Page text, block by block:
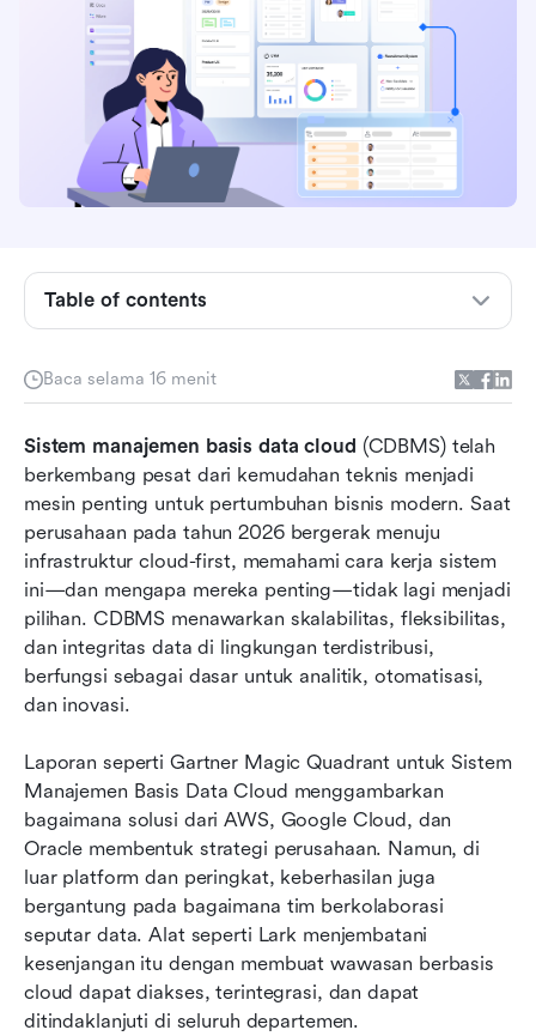
Baca selama 16 menit
Sistem manajemen basis data cloud (CDBMS) telah
berkembang pesat dari kemudahan teknis menjadi
mesin penting untuk pertumbuhan bisnis modern. Saat
perusahaan pada tahun 2026 bergerak menuju
infrastruktur cloud-first, memahami cara kerja sistem
ini—dan mengapa mereka penting—tidak lagi menjadi
pilihan. CDBMS menawarkan skalabilitas, fleksibilitas,
dan integritas data di lingkungan terdistribusi,
berfungsi sebagai dasar untuk analitik, otomatisasi,
dan inovasi.
Laporan seperti Gartner Magic Quadrant untuk Sistem
Manajemen Basis Data Cloud menggambarkan
bagaimana solusi dari AWS, Google Cloud, dan
Oracle membentuk strategi perusahaan. Namun, di
luar platform dan peringkat, keberhasilan juga
bergantung pada bagaimana tim berkolaborasi
seputar data. Alat seperti Lark menjembatani
kesenjangan itu dengan membuat wawasan berbasis
cloud dapat diakses, terintegrasi, dan dapat
ditindaklanjuti di seluruh departemen.
Table of contents
Apa yang dimaksud dengan sistem manajemen
basis data di cloud?
Bagaimana sistem manajemen basis data cloud
data cloud
dan penggunaannya
data cloud
Mengatasi kompleksitas operasional melalui
kolaborasi
Memilih database cloud yang tepat untuk
perusahaan Anda
Praktik terbaik untuk memaksimalkan sistem
manajemen basis data cloud Anda
FAQ
Bacaan terkait